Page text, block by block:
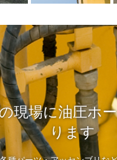
現場に油圧ホ
ります